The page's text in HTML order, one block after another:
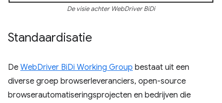
De visie achter WebDriver BiDi
Standaardisatie
De WebDriver BiDi Working Group bestaat uit een
diverse groep browserleveranciers, open-source
browserautomatiseringsprojecten en bedrijven die